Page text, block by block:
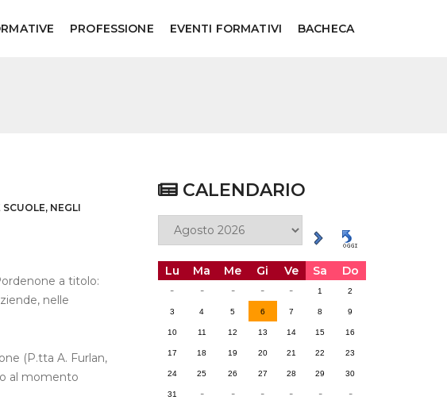
PROFESSIONE EVENTI FORMATIVI BACHECA
NEGLI
a titolo:
nelle
(P.tta A. Furlan,
al momento
CALENDARIO
Lu Ma Me Gi Ve Sa
Do
-
- - - - 1 2
3 4 5 6 7 8 9
10 11 12 13 14 15 16
17 18 19 20 21 22 23
24 25 26 27 28 29 30
31 - - - - - -